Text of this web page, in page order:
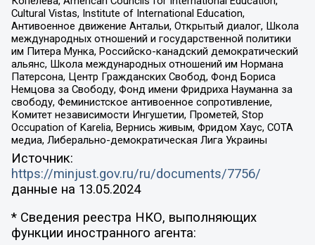
Cultural Vistas, Institute of International Education,
Антивоенное движение Антальи, Открытый диалог, Школа
международных отношений и государственной политики
им Питера Мунка, Российско-канадский демократический
альянс, Школа международных отношений им Нормана
Патерсона, Центр Гражданских Свобод, Фонд Бориса
Немцова за Свободу, Фонд имени Фридриха Науманна за
свободу, Феминистское антивоенное сопротивление,
Комитет независимости Ингушетии, Прометей, Stop
Occupation of Karelia, Вернись живым, Фридом Хаус, СОТА
медиа, Либерально-демократическая Лига Украины
Источник:
https://minjust.gov.ru/ru/documents/7756/
данные на 13.05.2024
* Сведения реестра НКО, выполняющих
функции иностранного агента: